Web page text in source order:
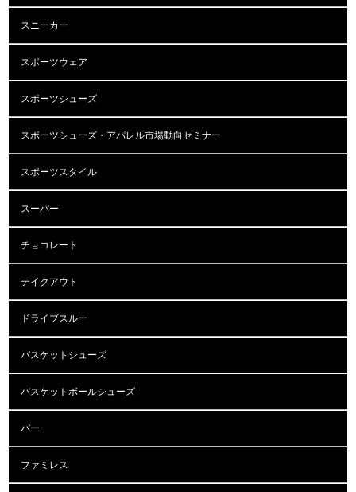
スニーカー
スポーツウェア
スポーツシューズ
スポーツシューズ・アパレル市場動向セミナー
スポーツスタイル
スーパー
チョコレート
テイクアウト
ドライブスルー
バスケットシューズ
バスケットボールシューズ
バー
ファミレス